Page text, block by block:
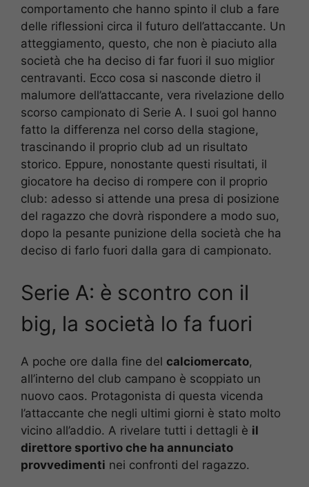
comportamento che hanno spinto il club a fare
delle riflessioni circa il futuro dell’attaccante. Un
atteggiamento, questo, che non è piaciuto alla
società che ha deciso di far fuori il suo miglior
centravanti. Ecco cosa si nasconde dietro il
malumore dell’attaccante, vera rivelazione dello
scorso campionato di Serie A. I suoi gol hanno
fatto la differenza nel corso della stagione,
trascinando il proprio club ad un risultato
storico. Eppure, nonostante questi risultati, il
giocatore ha deciso di rompere con il proprio
club: adesso si attende una presa di posizione
del ragazzo che dovrà rispondere a modo suo,
dopo la pesante punizione della società che ha
deciso di farlo fuori dalla gara di campionato.
Serie A: è scontro con il
big, la società lo fa fuori
A poche ore dalla fine del calciomercato,
all’interno del club campano è scoppiato un
nuovo caos. Protagonista di questa vicenda
l’attaccante che negli ultimi giorni è stato molto
vicino all’addio. A rivelare tutti i dettagli è il
direttore sportivo che ha annunciato
provvedimenti nei confronti del ragazzo.